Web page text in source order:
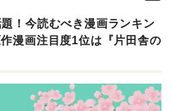
！今読むべき漫画ランキン
漫画注目度1位は『片田舎の